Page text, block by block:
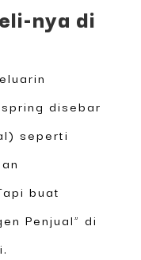
nya di
disebar
seperti
buat
Penjual” di